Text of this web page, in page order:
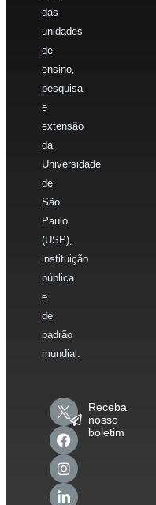
das
unidades
de
ensino,
pesquisa
e
extensão
da
Universidade
de
São
Paulo
(USP),
instituição
pública
e
de
padrão
mundial.
Receba
nosso
boletim